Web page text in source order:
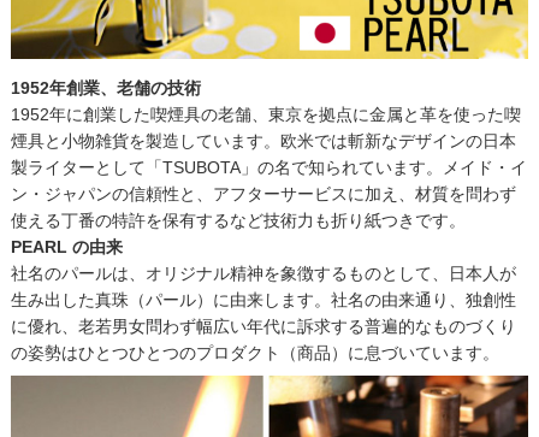
1952年創業、老舗の技術
1952年に創業した喫煙具の老舗、東京を拠点に金属と革を使った喫
煙具と小物雑貨を製造しています。欧米では斬新なデザインの日本
製ライターとして「TSUBOTA」の名で知られています。メイド・イ
ン・ジャパンの信頼性と、アフターサービスに加え、材質を問わず
使える丁番の特許を保有するなど技術力も折り紙つきです。
PEARL の由来
社名のパールは、オリジナル精神を象徴するものとして、日本人が
生み出した真珠（パール）に由来します。社名の由来通り、独創性
に優れ、老若男女問わず幅広い年代に訴求する普遍的なものづくり
の姿勢はひとつひとつのプロダクト（商品）に息づいています。